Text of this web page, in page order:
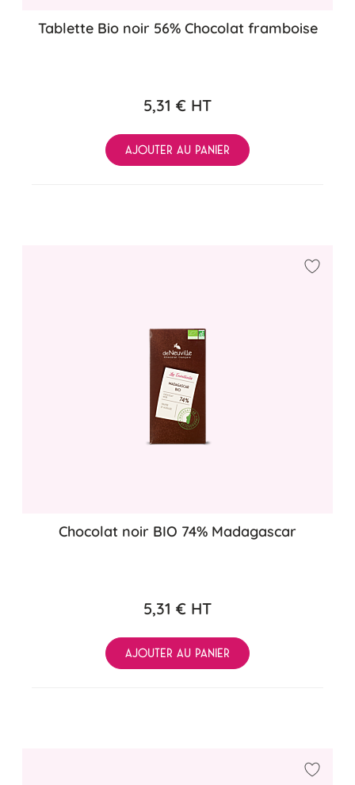
Tablette Bio noir 56% Chocolat framboise
5,31 € HT
AJOUTER AU PANIER
Chocolat noir BIO 74% Madagascar
5,31 € HT
AJOUTER AU PANIER